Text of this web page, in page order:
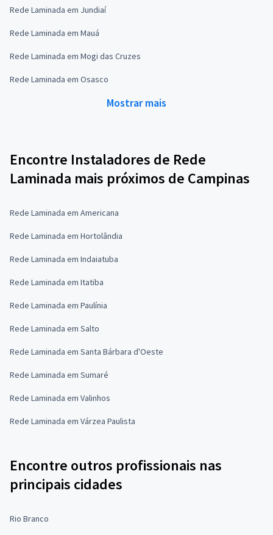
Rede Laminada em Jundiaí
Rede Laminada em Mauá
Rede Laminada em Mogi das Cruzes
Rede Laminada em Osasco
Mostrar mais
Encontre Instaladores de Rede
Laminada mais próximos de Campinas
Rede Laminada em Americana
Rede Laminada em Hortolândia
Rede Laminada em Indaiatuba
Rede Laminada em Itatiba
Rede Laminada em Paulínia
Rede Laminada em Salto
Rede Laminada em Santa Bárbara d'Oeste
Rede Laminada em Sumaré
Rede Laminada em Valinhos
Rede Laminada em Várzea Paulista
Encontre outros profissionais nas
principais cidades
Rio Branco